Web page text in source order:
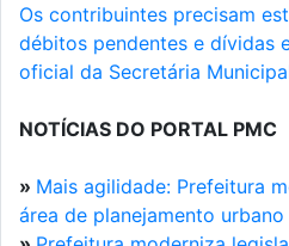
Os contribuintes precisam
débitos pendentes e dívidas
oficial da Secretária
NOTÍCIAS DO PORTAL PMC
» Mais agilidade: Prefeitura
área de planejamento urbano